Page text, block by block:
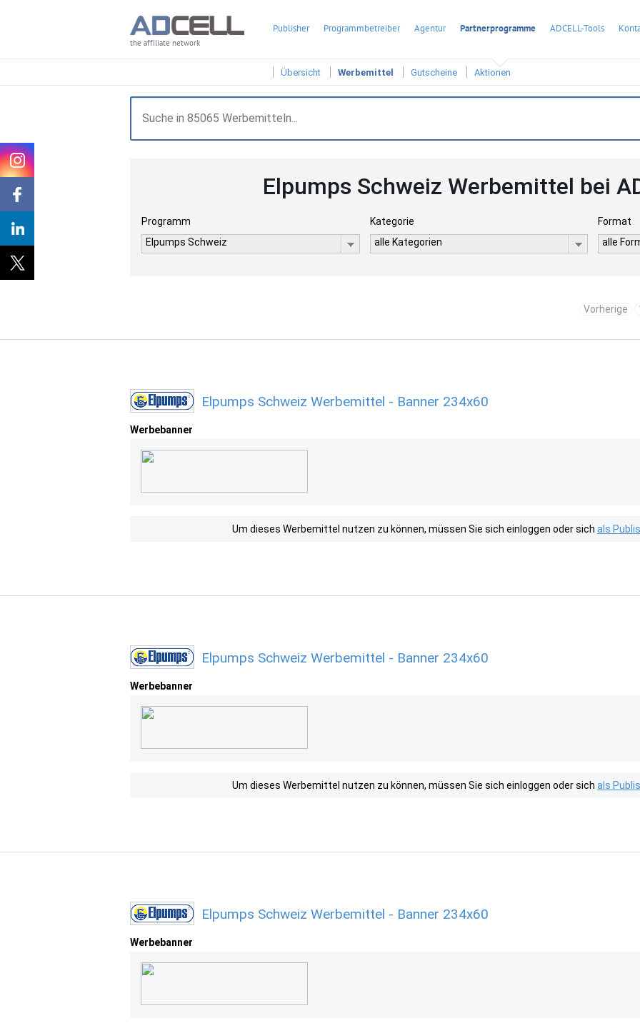
the affiliate network
Publisher Programmbetreiber Agentur Partnerprogramme ADCELL-Tools
Übersicht Werbemittel Gutscheine Aktionen
Elpumps Schweiz Werbemittel bei
Programm
Elpumps Schweiz
Kategorie
alle Kategorien
Format
alle
Vorherige
Elpumps Schweiz Werbemittel - Banner 234x60
Werbebanner
Um dieses Werbemittel nutzen zu können, müssen Sie sich einloggen oder sich als
Elpumps Schweiz Werbemittel - Banner 234x60
Werbebanner
Um dieses Werbemittel nutzen zu können, müssen Sie sich einloggen oder sich als
Elpumps Schweiz Werbemittel - Banner 234x60
Werbebanner